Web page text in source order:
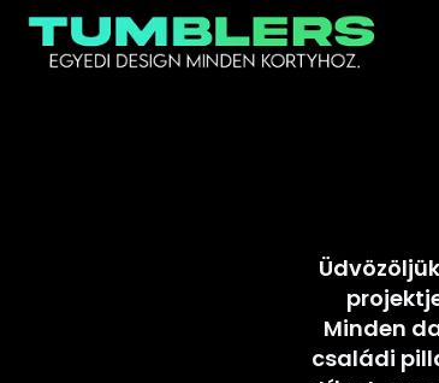
Ugrás
tartalomra
Minden
családi